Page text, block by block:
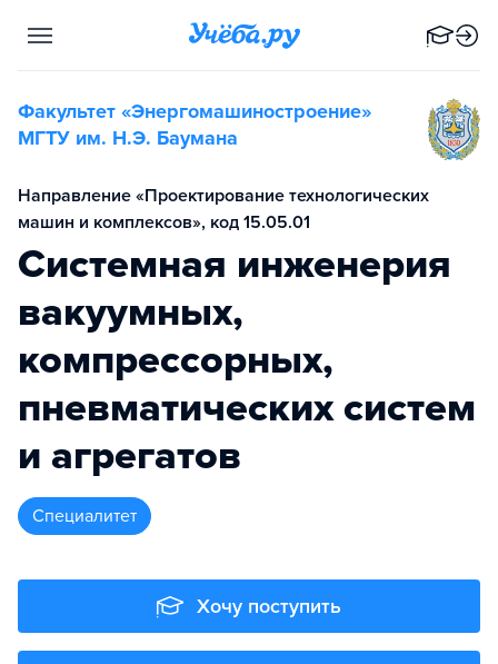
Факультет «Энергомашиностроение»
МГТУ им. Н.Э. Баумана
Направление «Проектирование технологических
машин и комплексов», код 15.05.01
Системная инженерия
вакуумных,
компрессорных,
пневматических систем
и агрегатов
специалитет
Хочу поступить